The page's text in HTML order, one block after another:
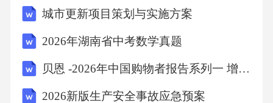
A、中国书法的忘言之境，主要由笔画、线条等
B、不能领悟中国书法纯粹的线条美与结构美就
难获欣赏自由
城市更新项目策划与实施方案
2026年湖南省中考数学真题
贝恩 -2026年中国购物者报告系列一 增长承压中国快消品市场显现新格局 消费者追求“质价比”新渠道争夺战打响 202606
2026新版生产安全事故应急预案